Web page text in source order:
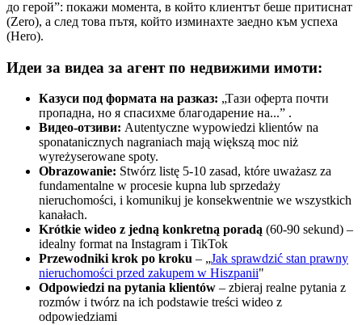
до герой”: покажи момента, в който клиентът беше притиснат
(Zero), а след това пътя, който изминахте заедно към успеха
(Hero).
Идеи за видеа за агент по недвижими имоти:
Казуси под формата на разказ: „Тази оферта почти
пропадна, но я спасихме благодарение на...” .
Видео-отзиви: Autentyczne wypowiedzi klientów na
sponatanicznych nagraniach mają większą moc niż
wyreżyserowane spoty.
Obrazowanie: Stwórz listę 5-10 zasad, które uważasz za
fundamentalne w procesie kupna lub sprzedaży
nieruchomości, i komunikuj je konsekwentnie we wszystkich
kanałach.
Krótkie wideo z jedną konkretną poradą (60-90 sekund) –
idealny format na Instagram i TikTok
Przewodniki krok po kroku – „Jak sprawdzić stan prawny
nieruchomości przed zakupem w Hiszpanii"
Odpowiedzi na pytania klientów – zbieraj realne pytania z
rozmów i twórz na ich podstawie treści wideo z
odpowiedziami